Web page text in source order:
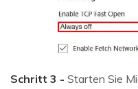
Schritt 3 - Starten Sie